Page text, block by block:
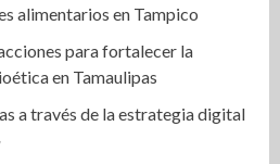
alimentarios en Tampico
para fortalecer la
en Tamaulipas
a través de la estrategia digital